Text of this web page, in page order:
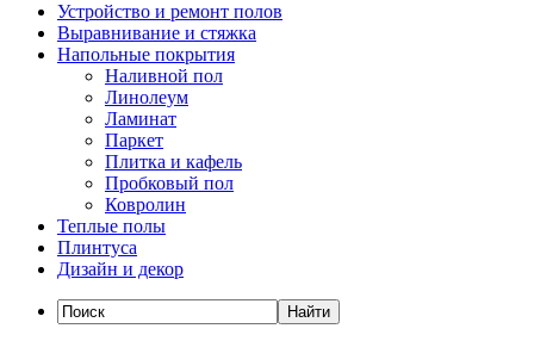
Устройство и ремонт полов
Выравнивание и стяжка
Напольные покрытия
Наливной пол
Линолеум
Ламинат
Паркет
Плитка и кафель
Пробковый пол
Ковролин
Теплые полы
Плинтуса
Дизайн и декор